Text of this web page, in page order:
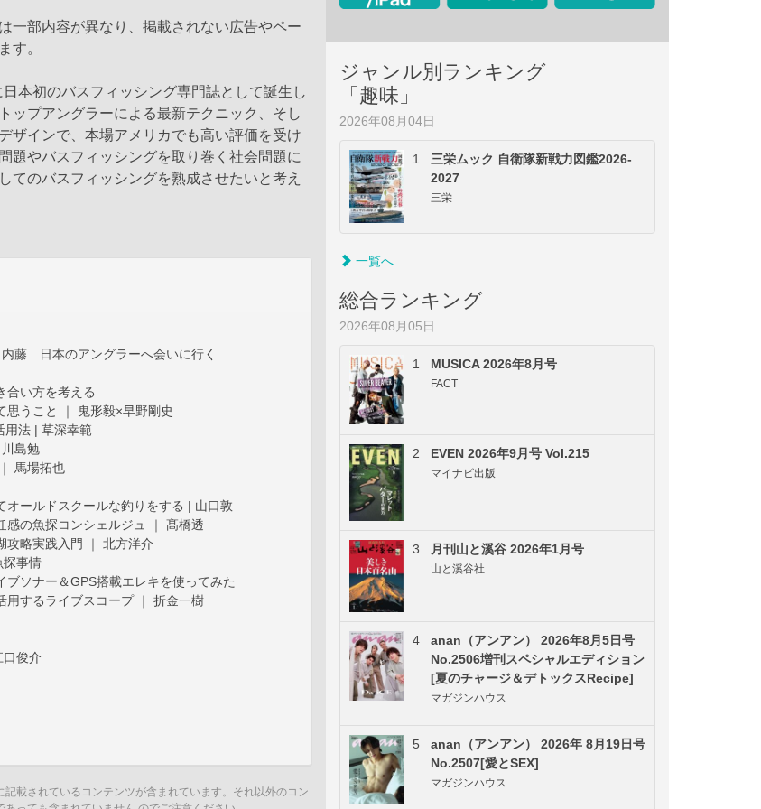
一部内容が異なり、掲載されない広告やペー
す。
日本初のバスフィッシング専門誌として誕生し
ップアングラーによる最新テクニック、そし
ザインで、本場アメリカでも高い評価を受け
題やバスフィッシングを取り巻く社会問題に
てのバスフィッシングを熟成させたいと考え
藤 日本のアングラーへ会いに行く
い方を考える
思うこと ｜ 鬼形毅×早野剛史
用法 | 草深幸範
島勉
馬場拓也
オールドスクールな釣りをする | 山口敦
の魚探コンシェルジュ ｜ 髙橋透
攻略実践入門 ｜ 北方洋介
事情
ブソナー＆GPS搭載エレキを使ってみた
用するライブスコープ ｜ 折金一樹
口俊介
載されているコンテンツが含まれています。それ以外のコン
ジャンル別ランキング
「趣味」
2026年08月04日
1
三栄ムック 自衛隊新戦力図鑑2026-
2027
三栄
一覧へ
総合ランキング
2026年08月05日
1 MUSICA 2026年8月号
FACT
2 EVEN 2026年9月号 Vol.215
マイナビ出版
3 月刊山と溪谷 2026年1月号
山と溪谷社
4
anan（アンアン） 2026年8月5日号
No.2506増刊スペシャルエディション
[夏のチャージ＆デトックスRecipe]
マガジンハウス
5
anan（アンアン） 2026年 8月19日号
No.2507[愛とSEX]
マガジンハウス